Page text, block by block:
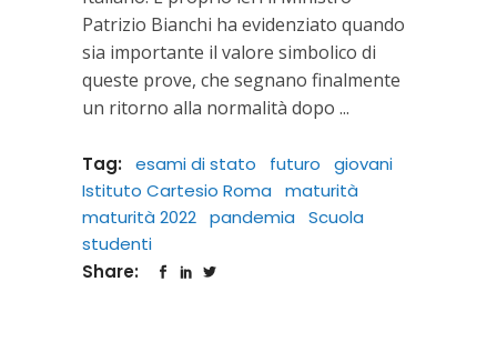
Patrizio Bianchi ha evidenziato quando
sia importante il valore simbolico di
queste prove, che segnano finalmente
un ritorno alla normalità dopo
Tag: esami di stato futuro
giovani
Istituto Cartesio Roma
maturità
maturità 2022 pandemia
Scuola
studenti
Share: